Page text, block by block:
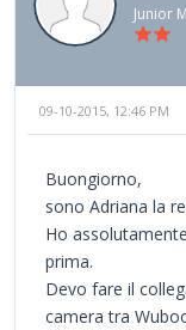
Junior
09-10-2015, 12:46 PM
Buongiorno,
sono Adriana la
Ho
prima.
Devo fare il
camera tra